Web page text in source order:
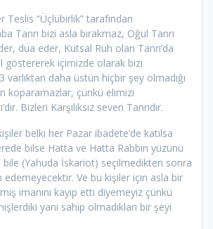
Teslis “Üçlübirlik” tarafından
Tanrı bizi asla bırakmaz, Oğul Tanrı
dua eder, Kutsal Ruh olan Tanrı’da
göstererek içimizde olarak bizi
varlıktan daha üstün hiçbir şey olmadığı
koparamazlar, çünkü elimizi
Bizleri Karşılıksız seven Tanrıdır.
belki her Pazar ibadete’de katılsa
bilse Hatta ve Hatta Rabbin yüzünü
(Yahuda İskariot) seçilmedikten sonra
edemeyecektir. Ve bu kişiler için asla bir
imanını kayıp etti diyemeyiz çünkü
yani sahip olmadıkları bir şeyi